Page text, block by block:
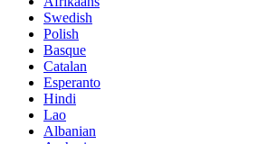
Swedish
Polish
Basque
Catalan
Esperanto
Hindi
Lao
Albanian